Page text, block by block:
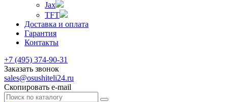
Jax
TFT
Доставка и оплата
Гарантия
Контакты
+7 (495) 374-90-31
Заказать звонок
sales@osushiteli24.ru
Скопировать e-mail